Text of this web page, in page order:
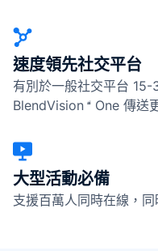
速度領先社交平台
有別於一般社交平台 15-
BlendVision One 傳送
大型活動必備
支援百萬人同時在線，